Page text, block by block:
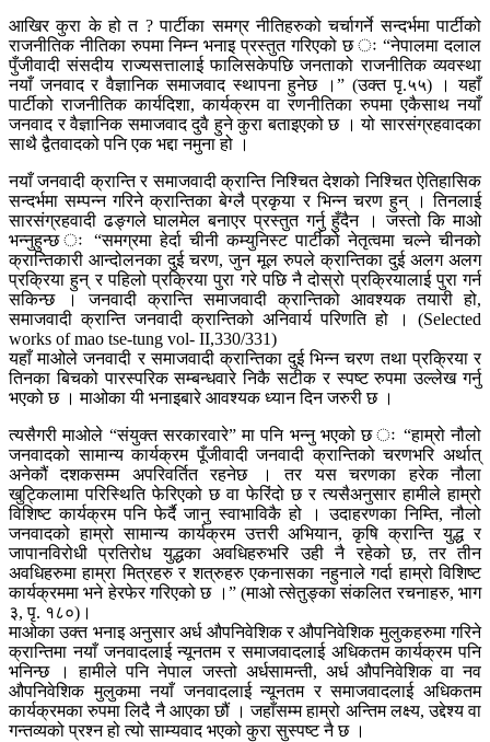
आखिर कुरा के हो त ? पार्टीका समग्र नीतिहरुको चर्चागर्ने सन्दर्भमा पार्टीको
राजनीतिक नीतिका रुपमा निम्न भनाइ प्रस्तुत गरिएको छ ः “नेपालमा दलाल
पुँजीवादी संसदीय राज्यसत्तालाई फालिसकेपछि जनताको राजनीतिक व्यवस्था
नयाँ जनवाद र वैज्ञानिक समाजवाद स्थापना हुनेछ ।” (उक्त पृ.५५) । यहाँ
पार्टीको राजनीतिक कार्यदिशा, कार्यक्रम वा रणनीतिका रुपमा एकैसाथ नयाँ
जनवाद र वैज्ञानिक समाजवाद दुवै हुने कुरा बताइएको छ । यो सारसंग्रहवादका
साथै द्वैतवादको पनि एक भद्दा नमुना हो ।
नयाँ जनवादी क्रान्ति र समाजवादी क्रान्ति निश्चित देशको निश्चित ऐतिहासिक
सन्दर्भमा सम्पन्न गरिने क्रान्तिका बेग्लै प्रकृया र भिन्न चरण हुन् । तिनलाई
सारसंग्रहवादी ढङ्गले घालमेल बनाएर प्रस्तुत गर्नु हुँदैन । जस्तो कि माओ
भन्नुहुन्छ ः “समग्रमा हेर्दा चीनी कम्युनिस्ट पार्टीको नेतृत्वमा चल्ने चीनको
क्रान्तिकारी आन्दोलनका दुई चरण, जुन मूल रुपले क्रान्तिका दुई अलग अलग
प्रक्रिया हुन् र पहिलो प्रक्रिया पुरा गरे पछि नै दोस्रो प्रक्रियालाई पुरा गर्न
सकिन्छ । जनवादी क्रान्ति समाजवादी क्रान्तिको आवश्यक तयारी हो,
समाजवादी क्रान्ति जनवादी क्रान्तिको अनिवार्य परिणति हो । (Selected
works of mao tse-tung vol- II,330/331)
यहाँ माओले जनवादी र समाजवादी क्रान्तिका दुई भिन्न चरण तथा प्रक्रिया र
तिनका बिचको पारस्परिक सम्बन्धवारे निकै सटीक र स्पष्ट रुपमा उल्लेख गर्नु
भएको छ । माओका यी भनाइबारे आवश्यक ध्यान दिन जरुरी छ ।
त्यसैगरी माओले “संयुक्त सरकारवारे” मा पनि भन्नु भएको छ ः “हाम्रो नौलो
जनवादको सामान्य कार्यक्रम पूँजीवादी जनवादी क्रान्तिको चरणभरि अर्थात्
अनेकौं दशकसम्म अपरिवर्तित रहनेछ । तर यस चरणका हरेक नौला
खुट्किलामा परिस्थिति फेरिएको छ वा फेरिंदो छ र त्यसैअनुसार हामीले हाम्रो
विशिष्ट कार्यक्रम पनि फेर्दै जानु स्वाभाविकै हो । उदाहरणका निम्ति, नौलो
जनवादको हाम्रो सामान्य कार्यक्रम उत्तरी अभियान, कृषि क्रान्ति युद्ध र
जापानविरोधी प्रतिरोध युद्धका अवधिहरुभरि उही नै रहेको छ, तर तीन
अवधिहरुमा हाम्रा मित्रहरु र शत्रुहरु एकनासका नहुनाले गर्दा हाम्रो विशिष्ट
कार्यक्रममा भने हेरफेर गरिएको छ ।” (माओ त्सेतुङ्का संकलित रचनाहरु, भाग
३, पृ. १८०)।
माओका उक्त भनाइ अनुसार अर्ध औपनिवेशिक र औपनिवेशिक मुलुकहरुमा गरिने
क्रान्तिमा नयाँ जनवादलाई न्यूनतम र समाजवादलाई अधिकतम कार्यक्रम पनि
भनिन्छ । हामीले पनि नेपाल जस्तो अर्धसामन्ती, अर्ध औपनिवेशिक वा नव
औपनिवेशिक मुलुकमा नयाँ जनवादलाई न्यूनतम र समाजवादलाई अधिकतम
कार्यक्रमका रुपमा लिदै नै आएका छौं । जहाँसम्म हाम्रो अन्तिम लक्ष्य, उद्देश्य वा
गन्तव्यको प्रश्न हो त्यो साम्यवाद भएको कुरा सुस्पष्ट नै छ ।